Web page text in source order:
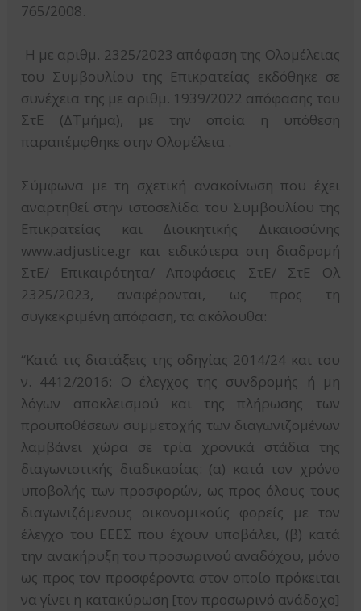
765/2008.
Η με αριθμ. 2325/2023 απόφαση της Ολομέλειας
του Συμβουλίου της Επικρατείας εκδόθηκε σε
συνέχεια της με αριθμ. 1939/2022 απόφασης του
ΣτΕ (Δ΄Τμήμα), με την οποία η υπόθεση
παραπέμφθηκε στην Ολομέλεια .
Σύμφωνα με τη σχετική ανακοίνωση που έχει
αναρτηθεί στην ιστοσελίδα του Συμβουλίου της
Επικρατείας και Διοικητικής Δικαιοσύνης
www.adjustice.gr και ειδικότερα στη διαδρομή
ΣτΕ/ Επικαιρότητα/ Αποφάσεις ΣτΕ/ ΣτΕ Ολ
2325/2023, αναφέρονται, ως προς τη
συγκεκριμένη απόφαση, τα ακόλουθα:
“Κατά τις διατάξεις της οδηγίας 2014/24 και του
ν. 4412/2016: Ο έλεγχος της συνδρομής ή μη
λόγων αποκλεισμού και της πλήρωσης των
προϋποθέσεων συμμετοχής των διαγωνιζομένων
λαμβάνει χώρα σε τρία χρονικά στάδια της
διαγωνιστικής διαδικασίας: (α) κατά τον χρόνο
υποβολής των προσφορών, ως προς όλους τους
διαγωνιζόμενους οικονομικούς φορείς με τον
έλεγχο του ΕΕΕΣ που έχουν υποβάλει, (β) κατά
την ανακήρυξη του προσωρινού αναδόχου, μόνο
ως προς τον προσφέροντα στον οποίο πρόκειται
να γίνει η κατακύρωση [τον προσωρινό ανάδοχο]